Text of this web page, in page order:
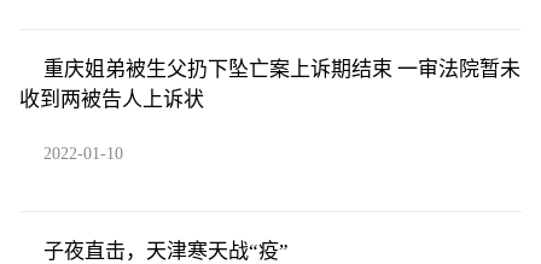
重庆姐弟被生父扔下坠亡案上诉期结束 一审法院暂未
收到两被告人上诉状
2022-01-10
子夜直击，天津寒天战“疫”